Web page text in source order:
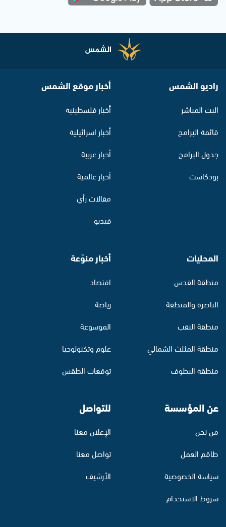
راديو الشمس
البث المباشر
قائمة البرامج
جدول البرامج
بودكاست
أخبار موقع الشمس
أخبار فلسطينية
أخبار اسرائيلية
أخبار عربية
أخبار عالمية
مقالات رأي
فيديو
المحليات
منطقة القدس
الناصرة والمنطقة
منطقة النقب
منطقة المثلث الشمالي
منطقة البطوف
أخبار منوّعة
اقتصاد
رياضة
الموسوعة
علوم وتكنولوجيا
توقعات الطقس
عن المؤسسة
من نحن
طاقم العمل
سياسة الخصوصية
شروط الاستخدام
للتواصل
الإعلان معنا
تواصل معنا
الأرشيف